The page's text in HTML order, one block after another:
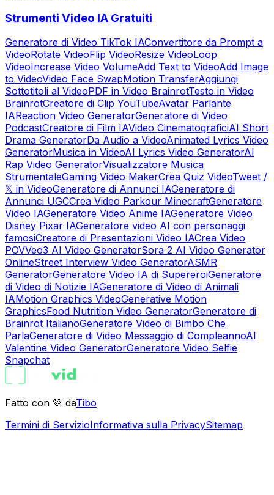
Strumenti Video IA Gratuiti
Generatore di Video TikTok IAConvertitore da Prompt a
VideoRotate VideoFlip VideoResize VideoLoop
VideoIncrease Video VolumeAdd Text to VideoAdd Image
to VideoVideo Face SwapMotion TransferAggiungi
Sottotitoli al VideoPDF in Video BrainrotTesto in Video
BrainrotCreatore di Clip YouTubeAvatar Parlante
IAReaction Video GeneratorGeneratore di Video
PodcastCreatore di Film IAVideo CinematograficiAI Short
Drama GeneratorDa Audio a VideoAnimated Lyrics Video
GeneratorMusica in VideoAI Lyrics Video GeneratorAI
Rap Video GeneratorVisualizzatore Musica
StrumentaleGaming Video MakerCrea Quiz VideoTweet /
𝕏 in VideoGeneratore di Annunci IAGeneratore di
Annunci UGCCrea Video Parkour MinecraftGeneratore
Video IAGeneratore Video Anime IAGeneratore Video
Disney Pixar IAGeneratore video AI con personaggi
famosiCreatore di Presentazioni Video IACrea Video
POVVeo3 AI Video GeneratorSora 2 AI Video Generator
OnlineStreet Interview Video GeneratorASMR
GeneratorGeneratore Video IA di SupereroiGeneratore
di Video di Notizie IAGeneratore di Video di Animali
IAMotion Graphics VideoGenerative Motion
GraphicsFood Nutrition Video GeneratorGeneratore di
Brainrot ItalianoGeneratore Video di Bimbo Che
ParlaGeneratore di Video Messaggio di CompleannoAI
Valentine Video GeneratorGeneratore Video Selfie
Snapchat
Fatto con 💚 daTibo
Termini di ServizioInformativa sulla PrivacySitemap